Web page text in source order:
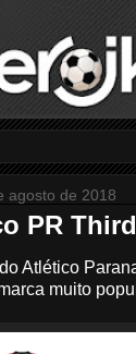
agosto de 2018
PR Third
Atlético
muito